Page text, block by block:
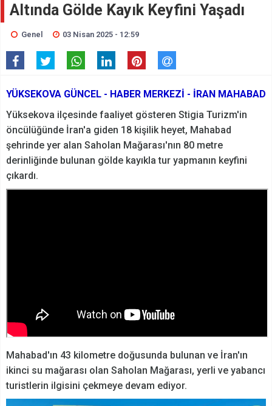
Altında Gölde Kayık Keyfini Yaşadı
Genel 03 Nisan 2025 - 12:59
YÜKSEKOVA GÜNCEL - HABER MERKEZİ - İRAN MAHABAD
Yüksekova ilçesinde faaliyet gösteren Stigia Turizm'in
öncülüğünde İran'a giden 18 kişilik heyet, Mahabad
şehrinde yer alan Saholan Mağarası'nın 80 metre
derinliğinde bulunan gölde kayıkla tur yapmanın keyfini
çıkardı.
Mahabad'ın 43 kilometre doğusunda bulunan ve İran'ın
ikinci su mağarası olan Saholan Mağarası, yerli ve yabancı
turistlerin ilgisini çekmeye devam ediyor.